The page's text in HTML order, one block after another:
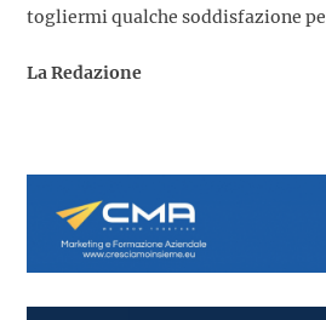
togliermi qualche soddisfazione
La Redazione